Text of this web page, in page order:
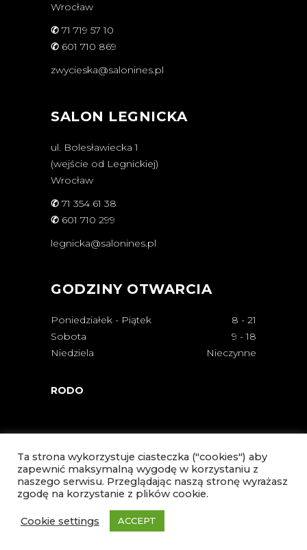
Wrocław
✆ 71 719 57 10
✆ 601 710 869
zwycieska@salonines.pl
SALON LEGNICKA
ul. Bolesławiecka 1
(wejście od Legnickiej)
Wrocław
✆ 71 354 61 38
✆ 601 710 299
legnicka@salonines.pl
GODZINY OTWARCIA
Poniedziałek - Piątek 8 - 21
Sobota
9 - 18
Niedziela
Nieczynne
RODO
© Copyright Salon Ines 2021
Ta strona wykorzystuje ciasteczka ("cookies") aby
zapewnić maksymalną wygodę w korzystaniu z
naszego serwisu. Przeglądając naszą stronę wyrażasz
zgodę na korzystanie z plików cookie.
Cookie settings ACCEPT